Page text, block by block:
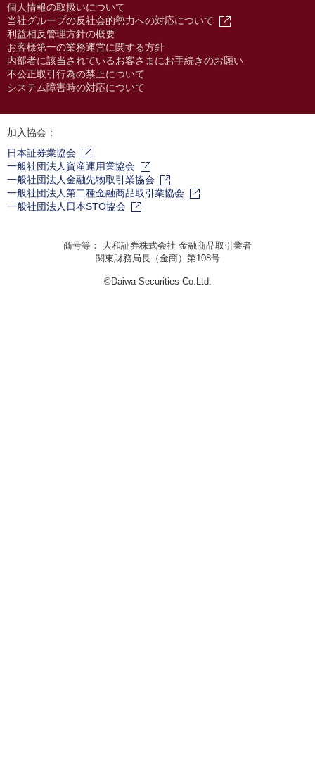
個人情報の取扱いについて
当社グループの反社会的勢力への対応について
利益相反管理方針の概要
お客様第一の業務運営に関する方針
内部者に該当されているお客さまにお手続きのお願い
不公正取引行為の禁止について
システム障害時の対応について
加入協会：
日本証券業協会
一般社団法人資産運用業協会
一般社団法人金融先物取引業協会
一般社団法人第二種金融商品取引業協会
一般社団法人日本STO協会
商号等： 大和証券株式会社 金融商品取引業者
関東財務局長（金商）第108号
©Daiwa Securities Co.Ltd.